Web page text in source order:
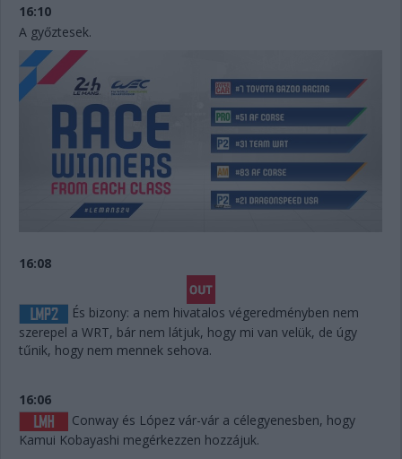
16:10
A győztesek.
16:08
És bizony: a nem hivatalos végeredményben nem
szerepel a WRT, bár nem látjuk, hogy mi van velük, de úgy
tűnik, hogy nem mennek sehova.
16:06
Conway és López vár-vár a célegyenesben, hogy
Kamui Kobayashi megérkezzen hozzájuk.